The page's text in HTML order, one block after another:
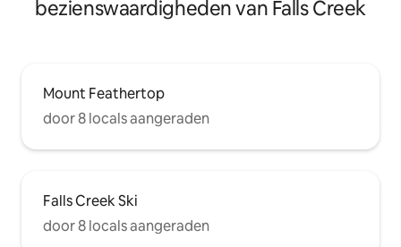
bezienswaardigheden van Falls Creek
Mount Feathertop
door 8 locals aangeraden
Falls Creek Ski
door 8 locals aangeraden